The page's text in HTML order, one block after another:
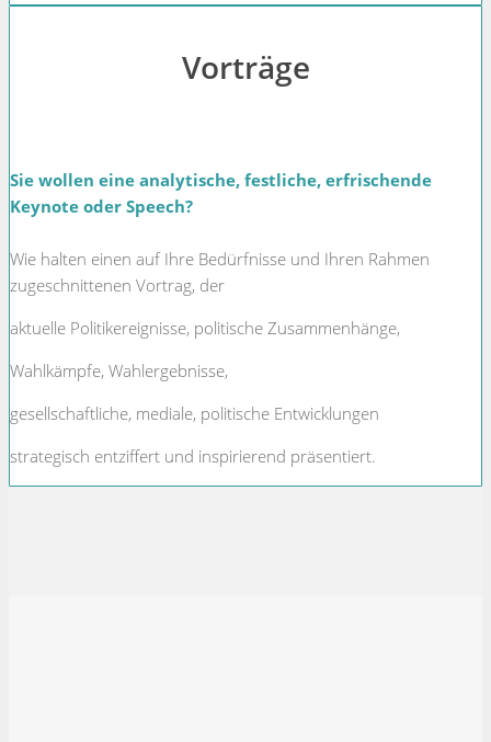
Vorträge
Sie wollen eine analytische, festliche, erfrischende
Keynote oder Speech?
Wie halten einen auf Ihre Bedürfnisse und Ihren Rahmen
zugeschnittenen Vortrag, der
aktuelle Politikereignisse, politische Zusammenhänge,
Wahlkämpfe, Wahlergebnisse,
gesellschaftliche, mediale, politische Entwicklungen
strategisch entziffert und inspirierend präsentiert.